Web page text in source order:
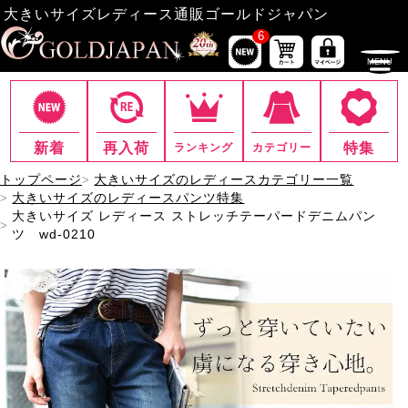
大きいサイズレディース通販ゴールドジャパン
6
新着 再入荷 ランキング カテゴリー 特集
トップページ
大きいサイズのレディースカテゴリー一覧
大きいサイズのレディースパンツ特集
大きいサイズ レディース ストレッチテーパードデニムパン
ツ wd-0210